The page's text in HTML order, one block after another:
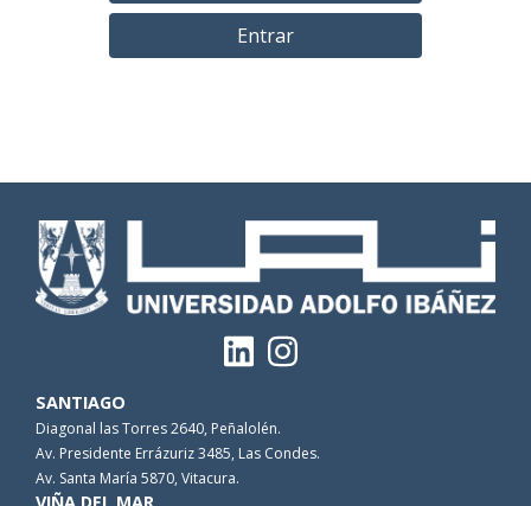
Entrar
SANTIAGO
Diagonal las Torres 2640, Peñalolén.
Av. Presidente Errázuriz 3485, Las Condes.
Av. Santa María 5870, Vitacura.
VIÑA DEL MAR